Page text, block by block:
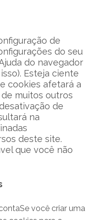
de
do seu
do navegador
Esteja ciente
cookies afetará a
muitos outros
de
na
deste site.
que você não
você criar uma